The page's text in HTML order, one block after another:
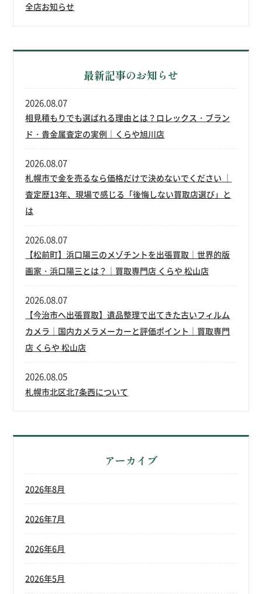
全店お知らせ
最新記事のお知らせ
相見積もりでも選ばれる理由とは？ロレックス・ブラン
ド・貴金属査定の実例｜くらや旭川店
2026.08.07
札幌市で金を売るなら価格だけで決めないでください ｜
査定歴13年、現場で感じる「後悔しない買取店選び」と
は
2026.08.07
【松前町】浜口陽三のメゾチントを出張買取｜世界的版
画家・浜口陽三とは？｜買取専門店 くらや 松山店
2026.08.07
【今治市へ出張買取】遺品整理で出てきた古いフィルム
カメラ｜国内カメラメーカーと評価ポイント｜買取専門
店 くらや 松山店
2026.08.07
札幌市北区北7条西について
2026.08.05
アーカイブ
2026年8月
2026年7月
2026年6月
2026年5月